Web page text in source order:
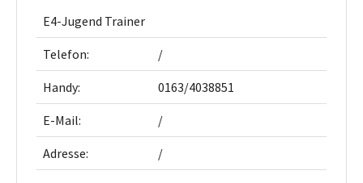
E4-Jugend Trainer
Telefon: /
Handy: 0163/4038851
E-Mail: /
Adresse: /